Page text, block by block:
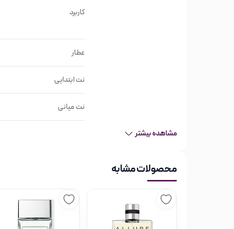
تستر اورجینال ادوتویلت مردانه مارلی هرود رویال اسنس (125میل)
رایحه‌ای گرم و تند
مناسب فصول سرد سال
پخش بو خوب
ماندگاری بسیار خوب
عطار الیویر پاشا
کاربرد
عطار
نت ابتدایی
نت میانی
مشاهده بیشتر
محصولات مشابه